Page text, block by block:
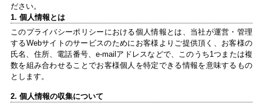
ださい。
1. 個人情報とは
このプライバシーポリシーにおける個人情報とは、当社が運営・管理
するWebサイトのサービスのためにお客様よりご提供頂く、お客様の
氏名、住所、電話番号、e-mailアドレスなどで、このうち1つまたは複
数を組み合わせることでお客様個人を特定できる情報を意味するもの
とします。
2. 個人情報の収集について